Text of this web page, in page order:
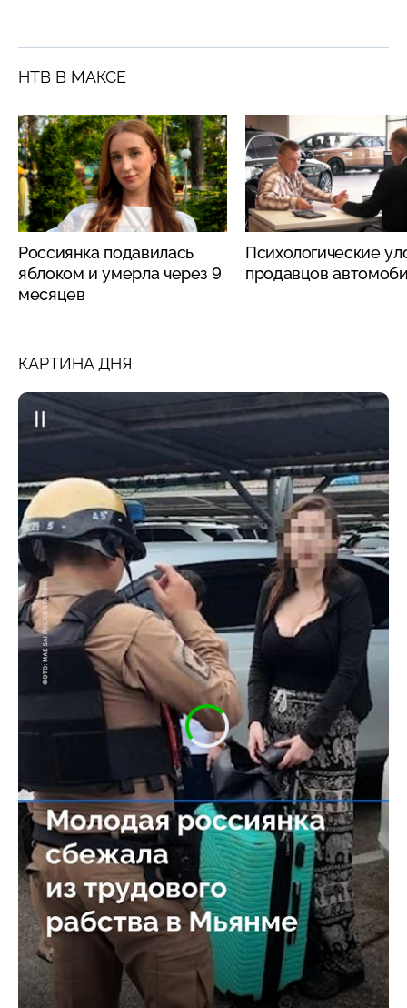
НТВ В МАКСЕ
Россиянка подавилась
яблоком и умерла через 9
месяцев
Психологические
продавцов
КАРТИНА ДНЯ